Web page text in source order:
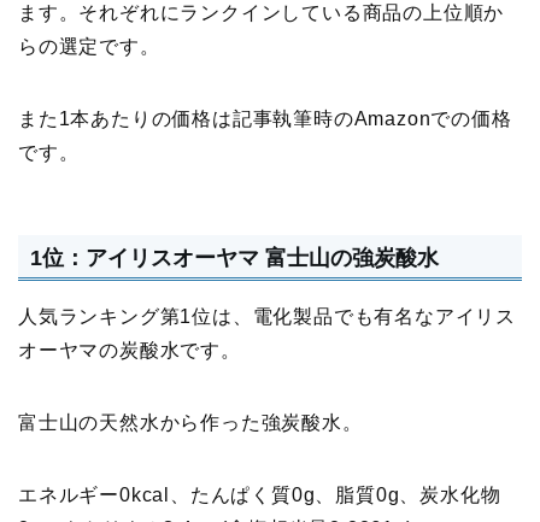
ます。それぞれにランクインしている商品の上位順か
らの選定です。
また1本あたりの価格は記事執筆時のAmazonでの価格
です。
1位：アイリスオーヤマ 富士山の強炭酸水
人気ランキング第1位は、電化製品でも有名なアイリス
オーヤマの炭酸水です。
富士山の天然水から作った強炭酸水。
エネルギー0kcal、たんぱく質0g、脂質0g、炭水化物